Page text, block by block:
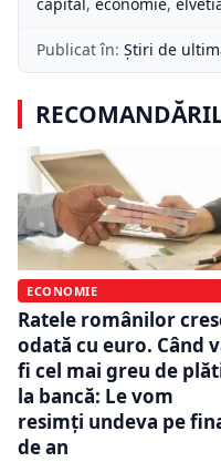
Publicat în: Știri de
ECONOMIE
Ratele românilor
odată cu euro. Când
fi cel mai greu de
la bancă: Le vom
resimți undeva pe
de an